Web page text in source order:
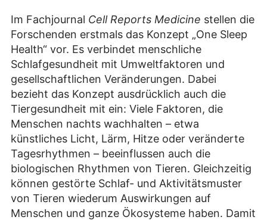
Im Fachjournal Cell Reports Medicine stellen die
Forschenden erstmals das Konzept „One Sleep
Health“ vor. Es verbindet menschliche
Schlafgesundheit mit Umweltfaktoren und
gesellschaftlichen Veränderungen. Dabei
bezieht das Konzept ausdrücklich auch die
Tiergesundheit mit ein: Viele Faktoren, die
Menschen nachts wachhalten – etwa
künstliches Licht, Lärm, Hitze oder veränderte
Tagesrhythmen – beeinflussen auch die
biologischen Rhythmen von Tieren. Gleichzeitig
können gestörte Schlaf- und Aktivitätsmuster
von Tieren wiederum Auswirkungen auf
Menschen und ganze Ökosysteme haben. Damit